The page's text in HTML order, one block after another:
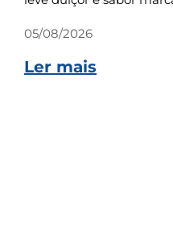
05/08/2026
Ler mais